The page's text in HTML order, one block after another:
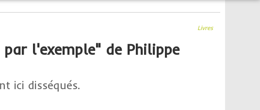
Livres
l'exemple" de Philippe
ici disséqués.